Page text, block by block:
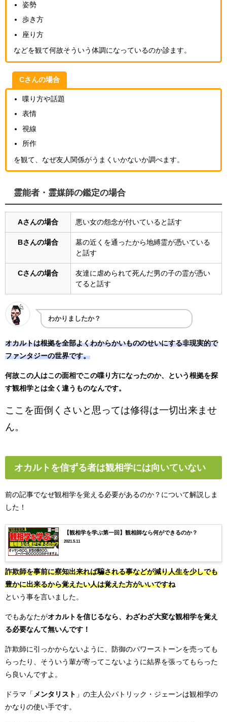
姿勢
歩き方
座り方
などを観て何故そういう体調になっているのか診ます。
Cさんの場合
喋り方や話題
表情
視線
所作
を観て、なぜ友人関係がうまくいかないか調べます。
霊能者・霊媒師の鑑定の場合
Aさんの場合 悪い女の怨念が付いていると話す
Bさんの場合
墓の近くを通ったから地縛霊が憑いている
と話す
Cさんの場合
友達に虐められて死んだ男の子の霊が憑い
てると話す
わかりましたか？
オカルトは根拠を全部よくわからかいもののせいにする非現実的で
ファンタジーの世界です。
何故この人はこの面相でこの喋り方になったのか、という根拠を探
す観相学とは全く違うものなんです。
ここを面倒くさいと思っては修得は一切出来ませ
ん。
オカルトを信ずる者は観相学には向いていない
前の記事でなぜ観相学を覚える必要があるのか？について解説しま
した！
【観相学を学ぶ第一回】観相師なら何ができるのか？
2021.5.11
詐欺師を事前に察知出来れば騙される事などが減り人生を少しでも
豊かに出来るから覚えたい人は覚えた方がいいですね
という事を言いました。
でもあなたがオカルトを信じるなら、わざわざ大変な観相学を覚え
る必要なんて無いんです！
詐欺師に引っかからないように、防御のパワーストーンを売っても
らったり、そういう輩が寄ってこないように結界を張ってもらった
ら良いんですよ。
ドラマ「 メンタリスト 」の主人公パトリック・ジェーンは観相学の
かなりの使い手です。